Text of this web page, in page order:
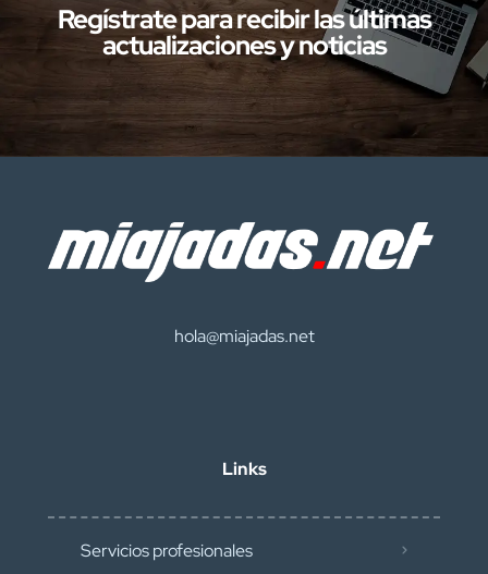
Regístrate para recibir las últimas
actualizaciones y noticias
hola@miajadas.net
Links
Servicios profesionales